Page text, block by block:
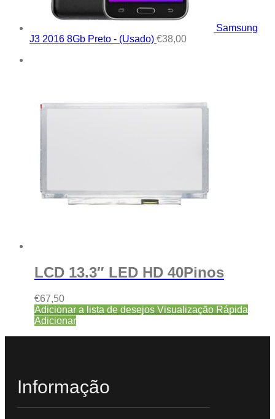
Samsung
J3 2016 8Gb Preto - (Usado) €38,00
LCD 13.3″ LED HD 40Pinos
€67,50
Adicionar a lista de desejos Visualização Rápida
Adicionar
Informação